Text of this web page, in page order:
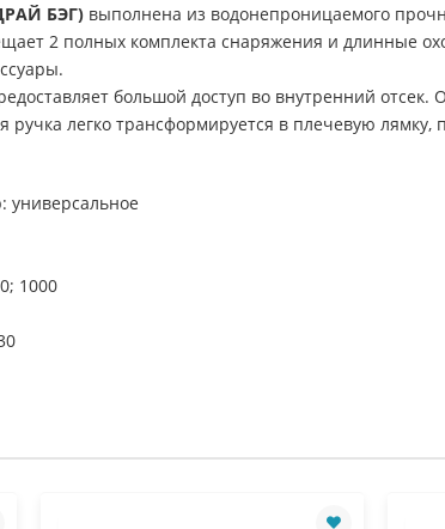
БЭГ) выполнена из водонепроницаемого
2 полных комплекта снаряжения и длинные
большой доступ во внутренний
легко трансформируется в плечевую лямку,
1000